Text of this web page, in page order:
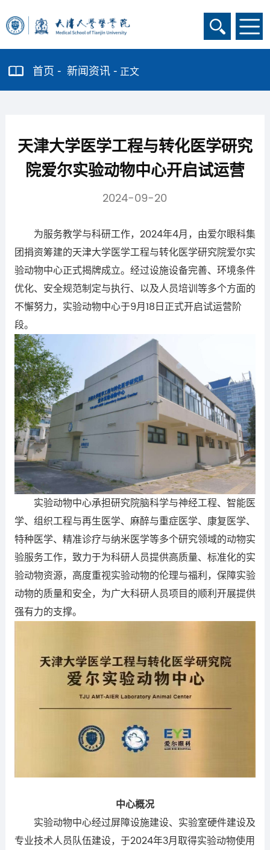
首页 新闻资讯 正文
天津大学医学工程与转化医学研究
院爱尔实验动物中心开启试运营
2024-09-20
为服务教学与科研工作，2024年4月，由爱尔眼科集
团捐资筹建的天津大学医学工程与转化医学研究院爱尔实
验动物中心正式揭牌成立。经过设施设备完善、环境条件
优化、安全规范制定与执行、以及人员培训等多个方面的
不懈努力，实验动物中心于9月18日正式开启试运营阶
段。
实验动物中心承担研究院脑科学与神经工程、智能医
学、组织工程与再生医学、麻醉与重症医学、康复医学、
特种医学、精准诊疗与纳米医学等多个研究领域的动物实
验服务工作，致力于为科研人员提供高质量、标准化的实
验动物资源，高度重视实验动物的伦理与福利，保障实验
动物的质量和安全，为广大科研人员项目的顺利开展提供
强有力的支撑。
中心概况
实验动物中心经过屏障设施建设、实验室硬件建设及
专业技术人员队伍建设，于2024年3月取得实验动物使用